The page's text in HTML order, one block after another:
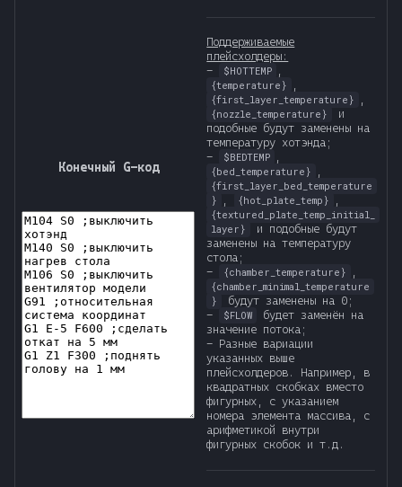
Поддерживаемые
плейсхолдеры:
-
$HOTTEMP ,
{temperature} ,
{first_layer_temperature} ,
{nozzle_temperature}
и
подобные будут заменены на
температуру хотэнда;
-
$BEDTEMP ,
{bed_temperature} ,
{first_layer_bed_temperature
}
, {hot_plate_temp} ,
{textured_plate_temp_initial_
layer}
и подобные будут
заменены на температуру
стола;
-
{chamber_temperature} ,
{chamber_minimal_temperature
}
будут заменены на 0;
-
$FLOW
будет заменён на
значение потока;
- Разные вариации
указанных выше
плейсхолдеров. Например, в
квадратных скобках вместо
фигурных, с указанием
номера элемента массива, с
арифметикой внутри
фигурных скобок и т.д.
Конечный G-код